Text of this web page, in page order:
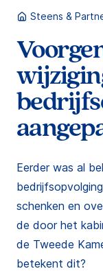
Steens &
Eerder was al
schenken en
de door het
de Tweede
betekent dit?